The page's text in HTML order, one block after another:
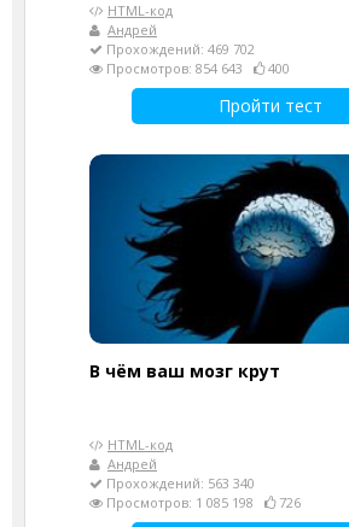
HTML-код
Андрей
Прохождений: 469 702
Просмотров: 854 643
400
Пройти тест
В чём ваш мозг крут
HTML-код
Андрей
Прохождений: 563 340
Просмотров: 1 085 198
726